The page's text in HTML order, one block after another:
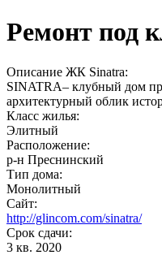
Ремонт под
Описание ЖК Sinatra:
SINATRA– клубный дом
архитектурный облик
Класс жилья:
Элитный
Расположение:
р-н Преснинский
Тип дома:
Монолитный
Сайт:
http://glincom.com/sinatra/
Срок сдачи:
3 кв. 2020